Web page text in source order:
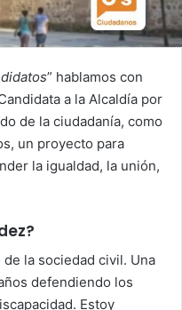
” hablamos con
a la Alcaldía por
de la ciudadanía, como
un proyecto para
la igualdad, la unión,
la sociedad civil. Una
defendiendo los
Estoy